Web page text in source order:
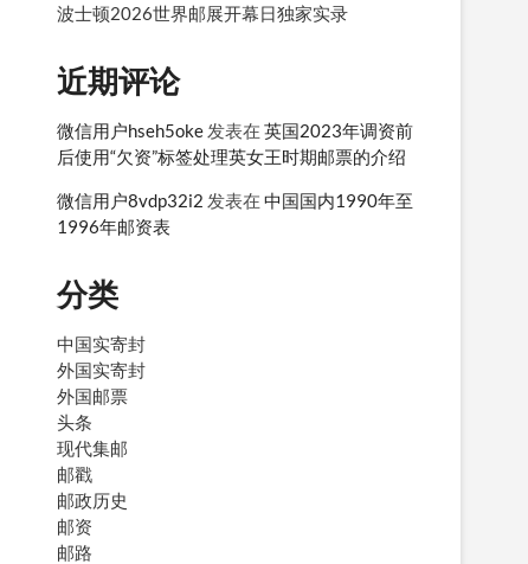
波士顿2026世界邮展开幕日独家实录
近期评论
微信用户hseh5oke 发表在 英国2023年调资前
后使用“欠资”标签处理英女王时期邮票的介绍
微信用户8vdp32i2 发表在 中国国内1990年至
1996年邮资表
分类
中国实寄封
外国实寄封
外国邮票
头条
现代集邮
邮戳
邮政历史
邮资
邮路